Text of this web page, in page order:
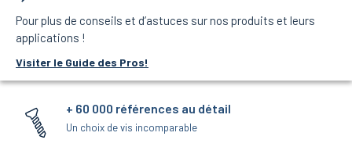
Pour plus de conseils et d’astuces sur nos produits et leurs
applications !
Visiter le Guide des Pros!
+ 60 000 références au détail
Un choix de vis incomparable